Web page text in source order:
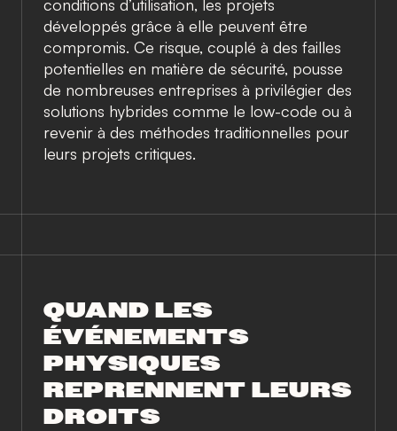
conditions d’utilisation, les projets
développés grâce à elle peuvent être
compromis. Ce risque, couplé à des failles
potentielles en matière de sécurité, pousse
de nombreuses entreprises à privilégier des
solutions hybrides comme le low-code ou à
revenir à des méthodes traditionnelles pour
leurs projets critiques.
QUAND LES
ÉVÉNEMENTS
PHYSIQUES
REPRENNENT LEURS
DROITS